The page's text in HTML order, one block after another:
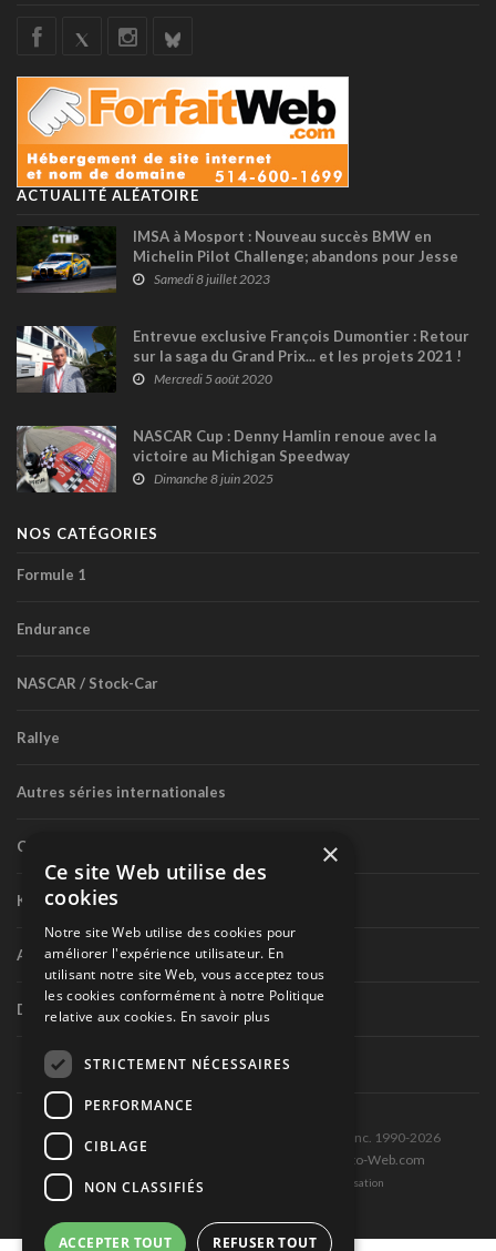
ACTUALITÉ ALÉATOIRE
IMSA à Mosport : Nouveau succès BMW en
Michelin Pilot Challenge; abandons pour Jesse
Lazare et Karl Wittmer
Samedi 8 juillet 2023
Entrevue exclusive François Dumontier : Retour
sur la saga du Grand Prix... et les projets 2021 !
Mercredi 5 août 2020
NASCAR Cup : Denny Hamlin renoue avec la
victoire au Michigan Speedway
Dimanche 8 juin 2025
NOS CATÉGORIES
Formule 1
Endurance
NASCAR / Stock-Car
Rallye
Autres séries internationales
Circuit routier canadien
Karting
Autres séries nationales
Divers
Tous droits réservés © Les Éditions Pole-Position inc. 1990-2026
Ce site est produit et hébergé par Montréal-Photo-Web.com
Politique de confidentialité et Conditions d’utilisation
×
Ce site Web utilise des
cookies
Notre site Web utilise des cookies pour
améliorer l'expérience utilisateur. En
utilisant notre site Web, vous acceptez tous
les cookies conformément à notre Politique
relative aux cookies. En savoir plus
STRICTEMENT NÉCESSAIRES
PERFORMANCE
CIBLAGE
NON CLASSIFIÉS
ACCEPTER TOUT REFUSER TOUT